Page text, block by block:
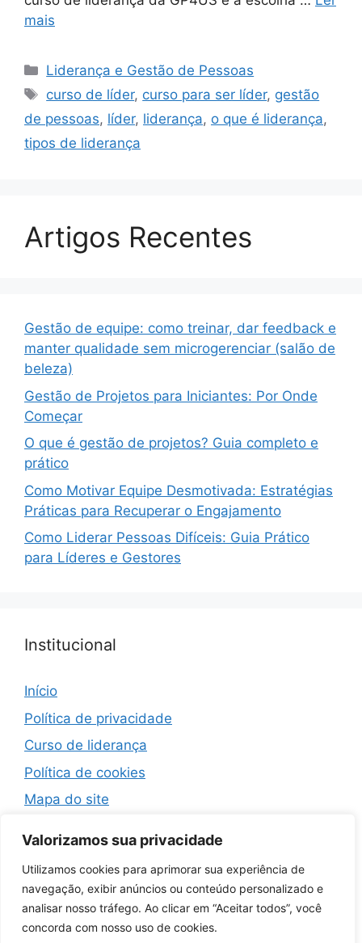
Valorizamos sua privacidade
Utilizamos cookies para aprimorar sua experiência de
navegação, exibir anúncios ou conteúdo personalizado e
analisar nosso tráfego. Ao clicar em “Aceitar todos”, você
concorda com nosso uso de cookies.
mais
Categorias
Liderança e Gestão de Pessoas
Tags
curso de líder, curso para ser líder, gestão
de pessoas, líder, liderança, o que é liderança,
tipos de liderança
Artigos Recentes
Gestão de equipe: como treinar, dar feedback e
manter qualidade sem microgerenciar (salão de
beleza)
Gestão de Projetos para Iniciantes: Por Onde
Começar
O que é gestão de projetos? Guia completo e
prático
Como Motivar Equipe Desmotivada: Estratégias
Práticas para Recuperar o Engajamento
Como Liderar Pessoas Difíceis: Guia Prático
para Líderes e Gestores
Institucional
Início
Política de privacidade
Curso de liderança
Política de cookies
Mapa do site